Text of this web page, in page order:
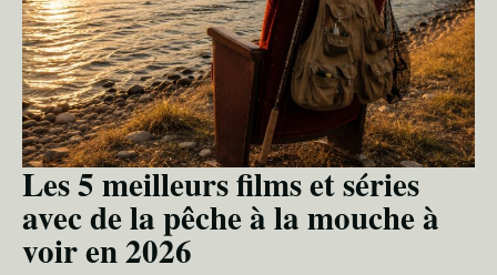
Les 5 meilleurs films et séries
avec de la pêche à la mouche à
voir en 2026